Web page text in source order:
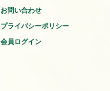
お問い合わせ
プライバシーポリシー
会員ログイン